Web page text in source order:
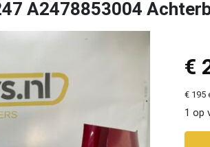
A2478853004
€
€ 195
1 op